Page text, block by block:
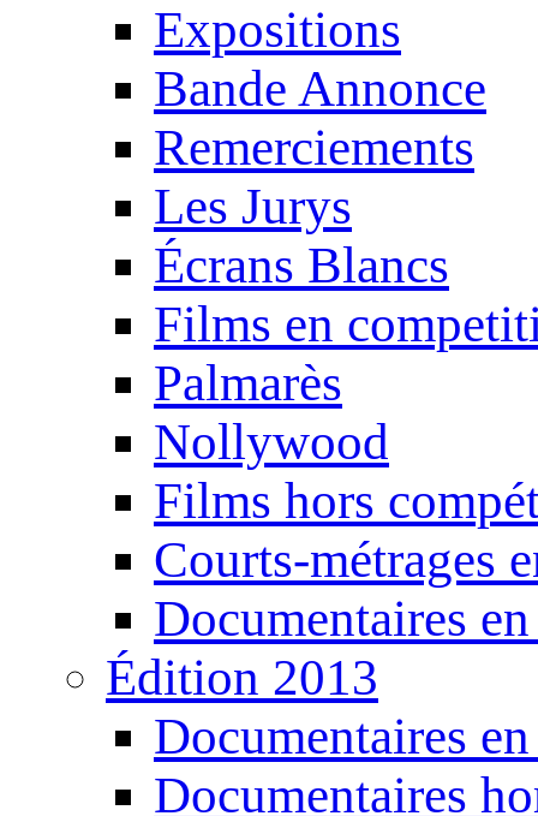
Expositions
Bande Annonce
Remerciements
Les Jurys
Écrans Blancs
Films en
Palmarès
Nollywood
Films hors
Courts-métrages
Documentaires
Édition 2013
Documentaires
Documentaires